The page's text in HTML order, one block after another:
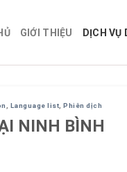
GIỚI THIỆU DỊCH VỤ
Language list ,Phiên dịch
NINH BÌNH